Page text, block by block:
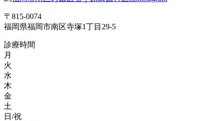
〒815-0074
福岡県福岡市南区寺塚1丁目29-5
診療時間
月
火
水
木
金
土
日/祝